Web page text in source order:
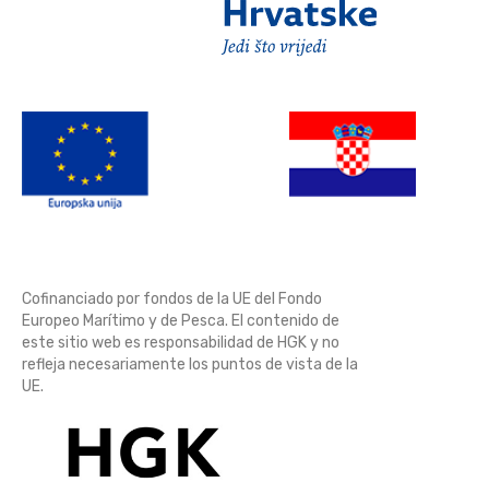
Cofinanciado por fondos de la UE del Fondo
Europeo Marítimo y de Pesca. El contenido de
este sitio web es responsabilidad de HGK y no
refleja necesariamente los puntos de vista de la
UE.